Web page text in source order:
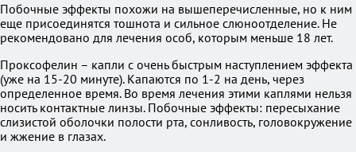
Побочные эффекты похожи на вышеперечисленные, но к ним
еще присоединятся тошнота и сильное слюноотделение. Не
рекомендовано для лечения особ, которым меньше 18 лет.
Проксофелин – капли с очень быстрым наступлением эффекта
(уже на 15-20 минуте). Капаются по 1-2 на день, через
определенное время. Во время лечения этими каплями нельзя
носить контактные линзы. Побочные эффекты: пересыхание
слизистой оболочки полости рта, сонливость, головокружение
и жжение в глазах.